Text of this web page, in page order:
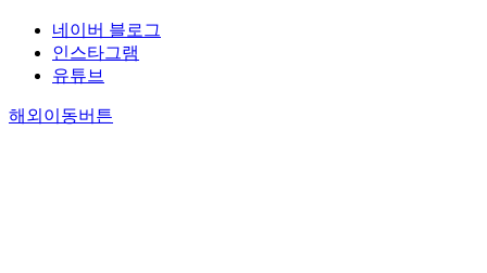
네이버 블로그
인스타그램
유튜브
해외이동버튼